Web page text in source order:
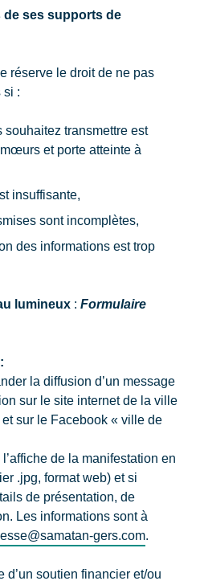
de ses supports de
réserve le droit de ne pas
si :
souhaitez transmettre est
et porte atteinte à
insuffisante,
sont incomplètes,
des informations est trop
lumineux: Formulaire
la diffusion d’un message
sur le site internet de la ville
sur le Facebook « ville de
l’affiche de la manifestation en
.jpg, format web) et si
de présentation, de
Les informations sont à
gers.com.
d’un soutien financier et/ou